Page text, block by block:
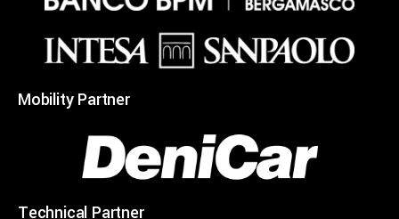
Mobility Partner
Technical Partner